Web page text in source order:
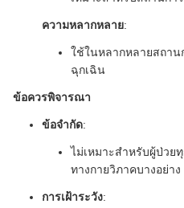
ความหลากหลาย:
ใช้ในหลากหลายสถาน
ฉุกเฉิน
ข้อควรพิจารณา
ข้อจำกัด:
ไม่เหมาะสำหรับผู้ป่วย
ทางกายวิภาคบางอย่า
การเฝ้าระวัง: